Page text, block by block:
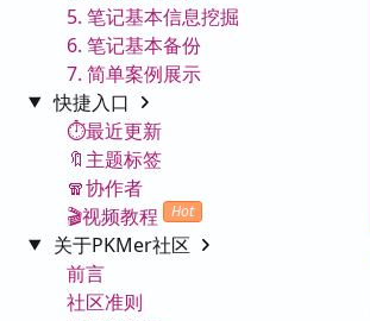
5. 笔记基本信息挖掘
6. 笔记基本备份
7. 简单案例展示
快捷入口
⏱️最近更新
🔖主题标签
🧣协作者
🎬视频教程
Hot
关于PKMer社区
前言
社区准则